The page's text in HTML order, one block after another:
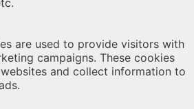
are used to provide visitors with
campaigns. These cookies
and collect information to